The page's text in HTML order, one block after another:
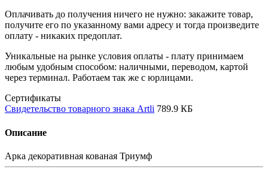
Оплачивать до получения ничего не нужно: закажите товар,
получите его по указанному вами адресу и тогда произведите
оплату - никаких предоплат.
Уникальные на рынке условия оплаты - плату принимаем
любым удобным способом: наличными, переводом, картой
через терминал. Работаем так же с юрлицами.
Сертификаты
Свидетельство товарного знака Artli 789.9 КБ
Описание
Арка декоративная кованая Триумф